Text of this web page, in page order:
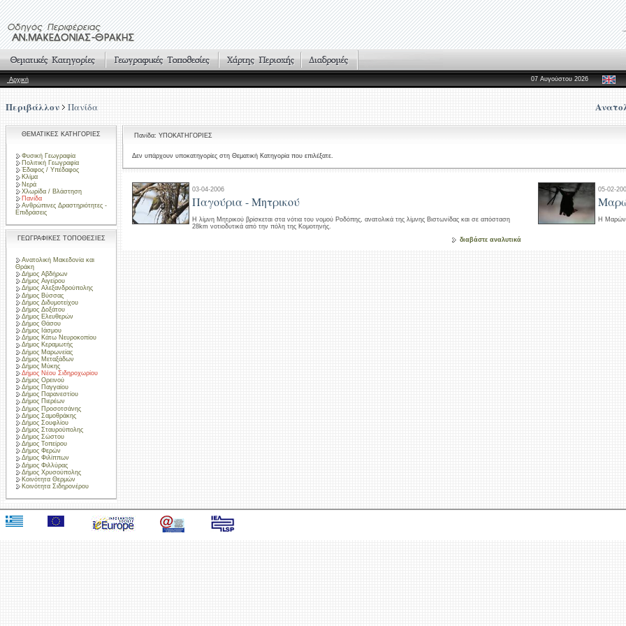
Αρχική 07 Αυγούστου 2026
Περιβάλλον Πανίδα
ΘΕΜΑΤΙΚΕΣ ΚΑΤΗΓΟΡΙΕΣ
Φυσική Γεωγραφία
Πολιτική Γεωγραφία
Έδαφος / Υπέδαφος
Κλίμα
Νερά
Χλωρίδα / Βλάστηση
Πανίδα
Ανθρώπινες Δραστηριότητες -
Επιδράσεις
ΓΕΩΓΡΑΦΙΚΕΣ ΤΟΠΟΘΕΣΙΕΣ
Ανατολική Μακεδονία και
Θράκη
Δήμος Αβδήρων
Δήμος Αιγείρου
Δήμος Αλεξανδρούπολης
Δήμος Βύσσας
Δήμος Διδυμοτείχου
Δήμος Δοξάτου
Δήμος Ελευθερών
Δήμος Θάσου
Δήμος Ιάσμου
Δήμος Κάτω Νευροκοπίου
Δήμος Κεραμωτής
Δήμος Μαρωνείας
Δήμος Μεταξάδων
Δήμος Μύκης
Δήμος Νέου Σιδηροχωρίου
Δήμος Ορεινού
Δήμος Παγγαίου
Δήμος Παρανεστίου
Δήμος Πιερέων
Δήμος Προσοτσάνης
Δήμος Σαμοθράκης
Δήμος Σουφλίου
Δήμος Σταυρούπολης
Δήμος Σώστου
Δήμος Τοπείρου
Δήμος Φερών
Δήμος Φιλίππων
Δήμος Φιλλύρας
Δήμος Χρυσούπολης
Κοινότητα Θερμών
Κοινότητα Σιδηρονέρου
Πανίδα: ΥΠΟΚΑΤΗΓΟΡΙΕΣ
Δεν υπάρχουν υποκατηγορίες στη Θεματική Κατηγορία που επιλέξατε.
03-04-2006
Παγούρια - Μητρικού
Η λίμνη Μητρικού βρίσκεται στα νότια του νομού Ροδόπης, ανατολικά της λίμνης Βιστωνίδας και σε απόσταση
28km νοτιοδυτικά από την πόλη της Κομοτηνής.
διαβάστε αναλυτικά
05-02-
Η